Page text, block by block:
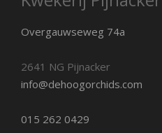
Overgauwseweg 74a
2641 NG Pijnacker
info@dehoogorchids.com
015 262 0429